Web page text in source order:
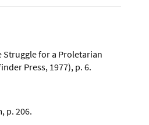
Struggle for a Proletarian
Press, 1977), p. 6.
p. 206.